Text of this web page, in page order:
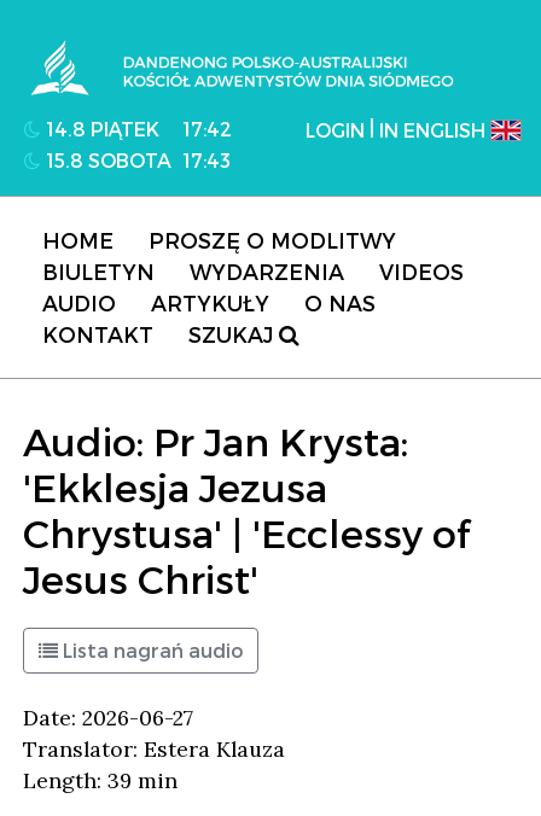
Adwentystów Dnia Siódmego
LOGIN IN ENGLISH
14.8 PIĄTEK
17:42
15.8 SOBOTA 17:43
HOME
PROSZĘ O MODLITWY
BIULETYN
WYDARZENIA
VIDEOS
AUDIO
ARTYKUŁY
O NAS
KONTAKT
SZUKAJ
Audio: Pr Jan Krysta:
'Ekklesja Jezusa
Chrystusa' | 'Ecclessy of
Jesus ​​Christ'
Lista nagrań audio
Date: 2026-06-27
Translator: Estera Klauza
Length: 39 min